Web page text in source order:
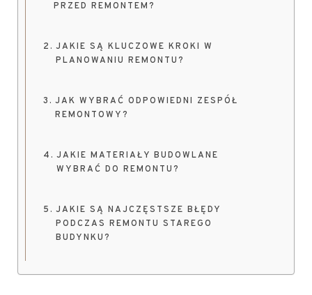
PRZED REMONTEM?
JAKIE SĄ KLUCZOWE KROKI W
PLANOWANIU REMONTU?
JAK WYBRAĆ ODPOWIEDNI ZESPÓŁ
REMONTOWY?
JAKIE MATERIAŁY BUDOWLANE
WYBRAĆ DO REMONTU?
JAKIE SĄ NAJCZĘSTSZE BŁĘDY
PODCZAS REMONTU STAREGO
BUDYNKU?